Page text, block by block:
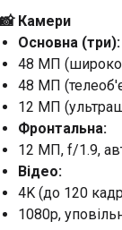
📸 Камери
Основна (три):
48 МП
48 МП
12 МП
Фронтальна:
12 МП, f/1.9,
Відео:
4K (до 120
1080p,